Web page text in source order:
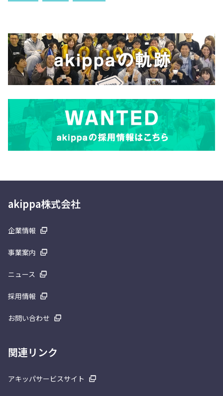
akippa株式会社
企業情報
事業案内
ニュース
採用情報
お問い合わせ
関連リンク
アキッパサービスサイト